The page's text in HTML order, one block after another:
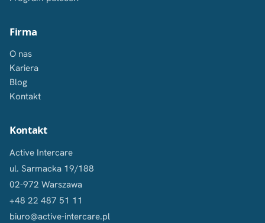
Firma
O nas
Kariera
Blog
Kontakt
Kontakt
Active Intercare
ul. Sarmacka 19/188
02-972 Warszawa
+48 22 487 51 11
biuro@active-intercare.pl